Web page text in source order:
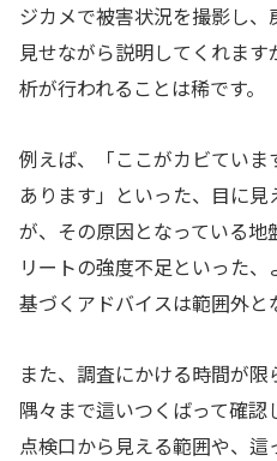
ジカメで被害状況を撮影し
見せながら説明してくれま
析が行われることは稀です。
例えば、「ここがカビてい
あります」といった、目に
が、その原因となっている
リートの強度不足といった
基づくアドバイスは範囲外と
また、調査にかける時間が
隅々まで這いつくばって確認
点検口から見える範囲や、